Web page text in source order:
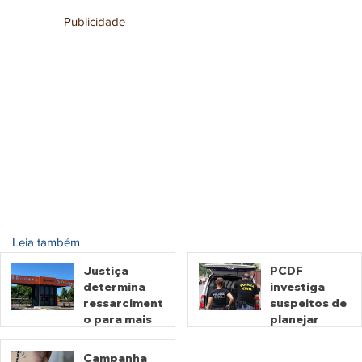
Publicidade
Leia também
Justiça
determina
ressarciment
o para mais
motoristas
PCDF
investiga
suspeitos de
planejar
Campanha